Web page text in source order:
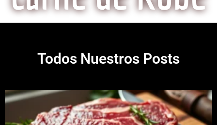
Todos Nuestros Posts